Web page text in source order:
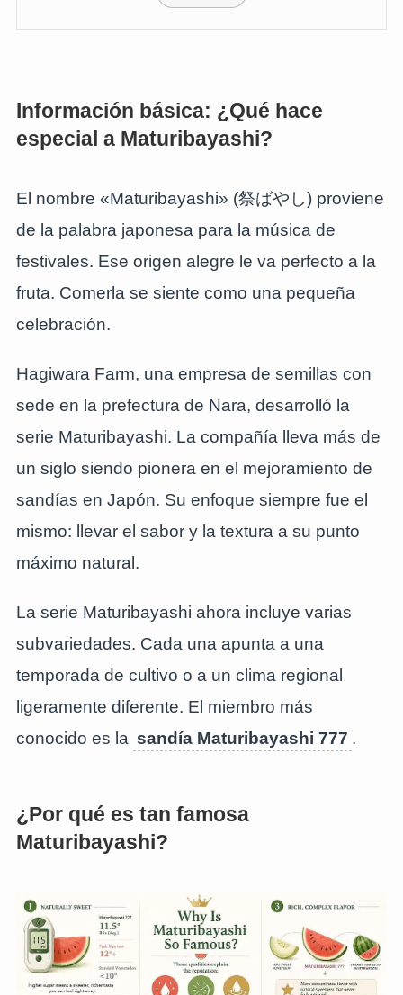
Información básica: ¿Qué hace
especial a Maturibayashi?
El nombre «Maturibayashi» (祭ばやし) proviene
de la palabra japonesa para la música de
festivales. Ese origen alegre le va perfecto a la
fruta. Comerla se siente como una pequeña
celebración.
Hagiwara Farm, una empresa de semillas con
sede en la prefectura de Nara, desarrolló la
serie Maturibayashi. La compañía lleva más de
un siglo siendo pionera en el mejoramiento de
sandías en Japón. Su enfoque siempre fue el
mismo: llevar el sabor y la textura a su punto
máximo natural.
La serie Maturibayashi ahora incluye varias
subvariedades. Cada una apunta a una
temporada de cultivo o a un clima regional
ligeramente diferente. El miembro más
conocido es la sandía Maturibayashi 777 .
¿Por qué es tan famosa
Maturibayashi?